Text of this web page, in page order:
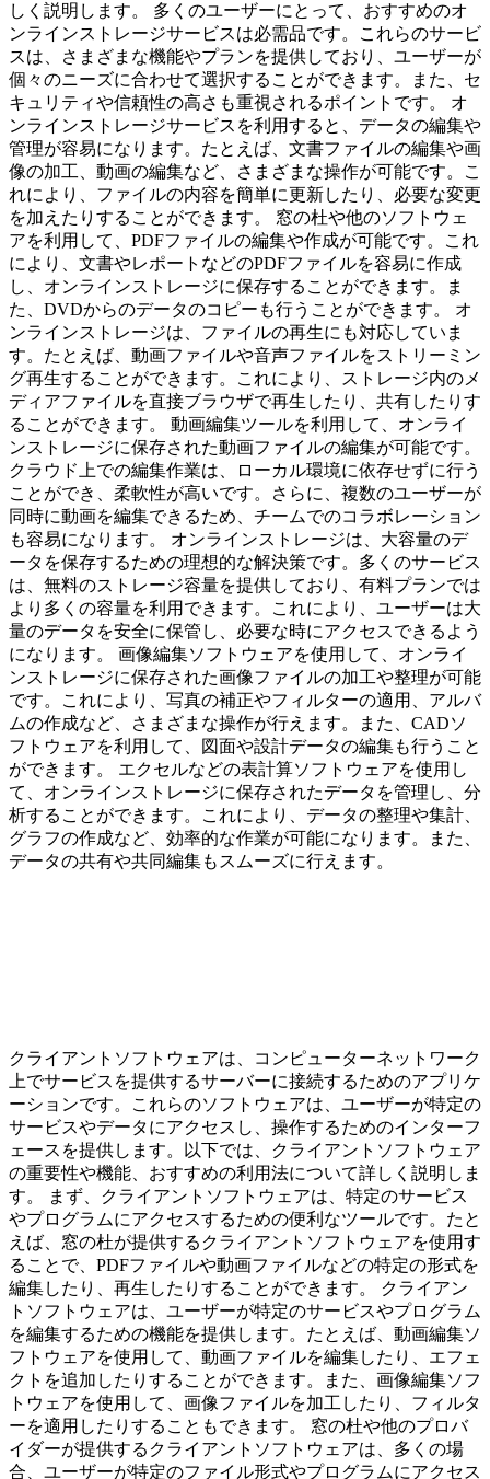
しく説明します。 多くのユーザーにとって、おすすめのオ
ンラインストレージサービスは必需品です。これらのサービ
スは、さまざまな機能やプランを提供しており、ユーザーが
個々のニーズに合わせて選択することができます。また、セ
キュリティや信頼性の高さも重視されるポイントです。 オ
ンラインストレージサービスを利用すると、データの編集や
管理が容易になります。たとえば、文書ファイルの編集や画
像の加工、動画の編集など、さまざまな操作が可能です。こ
れにより、ファイルの内容を簡単に更新したり、必要な変更
を加えたりすることができます。 窓の杜や他のソフトウェ
アを利用して、PDFファイルの編集や作成が可能です。これ
により、文書やレポートなどのPDFファイルを容易に作成
し、オンラインストレージに保存することができます。ま
た、DVDからのデータのコピーも行うことができます。 オ
ンラインストレージは、ファイルの再生にも対応していま
す。たとえば、動画ファイルや音声ファイルをストリーミン
グ再生することができます。これにより、ストレージ内のメ
ディアファイルを直接ブラウザで再生したり、共有したりす
ることができます。 動画編集ツールを利用して、オンライ
ンストレージに保存された動画ファイルの編集が可能です。
クラウド上での編集作業は、ローカル環境に依存せずに行う
ことができ、柔軟性が高いです。さらに、複数のユーザーが
同時に動画を編集できるため、チームでのコラボレーション
も容易になります。 オンラインストレージは、大容量のデ
ータを保存するための理想的な解決策です。多くのサービス
は、無料のストレージ容量を提供しており、有料プランでは
より多くの容量を利用できます。これにより、ユーザーは大
量のデータを安全に保管し、必要な時にアクセスできるよう
になります。 画像編集ソフトウェアを使用して、オンライ
ンストレージに保存された画像ファイルの加工や整理が可能
です。これにより、写真の補正やフィルターの適用、アルバ
ムの作成など、さまざまな操作が行えます。また、CADソ
フトウェアを利用して、図面や設計データの編集も行うこと
ができます。 エクセルなどの表計算ソフトウェアを使用し
て、オンラインストレージに保存されたデータを管理し、分
析することができます。これにより、データの整理や集計、
グラフの作成など、効率的な作業が可能になります。また、
データの共有や共同編集もスムーズに行えます。
クライアントソフトウェアは、コンピューターネットワーク
上でサービスを提供するサーバーに接続するためのアプリケ
ーションです。これらのソフトウェアは、ユーザーが特定の
サービスやデータにアクセスし、操作するためのインターフ
ェースを提供します。以下では、クライアントソフトウェア
の重要性や機能、おすすめの利用法について詳しく説明しま
す。 まず、クライアントソフトウェアは、特定のサービス
やプログラムにアクセスするための便利なツールです。たと
えば、窓の杜が提供するクライアントソフトウェアを使用す
ることで、PDFファイルや動画ファイルなどの特定の形式を
編集したり、再生したりすることができます。 クライアン
トソフトウェアは、ユーザーが特定のサービスやプログラム
を編集するための機能を提供します。たとえば、動画編集ソ
フトウェアを使用して、動画ファイルを編集したり、エフェ
クトを追加したりすることができます。また、画像編集ソフ
トウェアを使用して、画像ファイルを加工したり、フィルタ
ーを適用したりすることもできます。 窓の杜や他のプロバ
イダーが提供するクライアントソフトウェアは、多くの場
合、ユーザーが特定のファイル形式やプログラムにアクセス